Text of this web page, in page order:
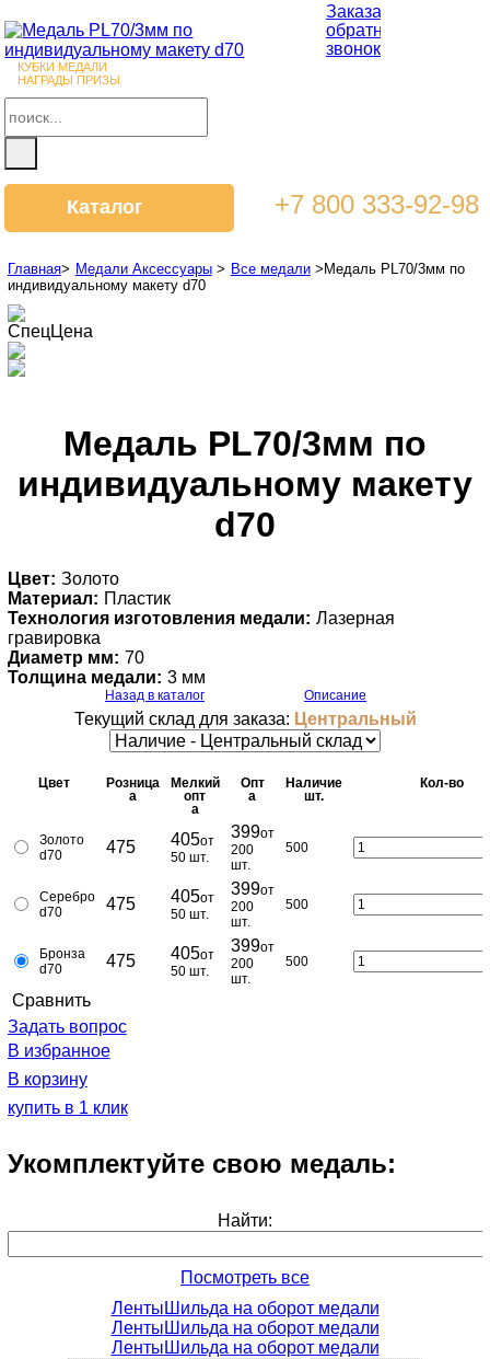
КУБКИ МЕДАЛИ
НАГРАДЫ ПРИЗЫ
Заказать
обратный
звонок
Каталог +7 800 333-92-98
Главная> Медали Аксессуары> Все медали> Медаль PL70/3мм по
индивидуальному макету d70
СпецЦена
Медаль PL70/3мм по
индивидуальному макету
d70
Цвет: Золото
Материал: Пластик
Технология изготовления медали: Лазерная
гравировка
Диаметр мм: 70
Толщина медали: 3 мм
Назад в каталог Описание
Текущий склад для заказа: Центральный
Цвет
Розница
a
Мелкий
опт
a
Опт
a
Наличие
шт.
Кол-во
Золото
d70
475 405от
50 шт.
399от
200
шт.
500
Серебро
d70
475 405от
50 шт.
399от
200
шт.
500
Бронза
d70
475 405от
50 шт.
399от
200
шт.
500
Cравнить
Задать вопрос
В избранное
В корзину
купить в 1 клик
Укомплектуйте свою медаль:
Найти:
Посмотреть все
ЛентыШильда на оборот медали
ЛентыШильда на оборот медали
ЛентыШильда на оборот медали